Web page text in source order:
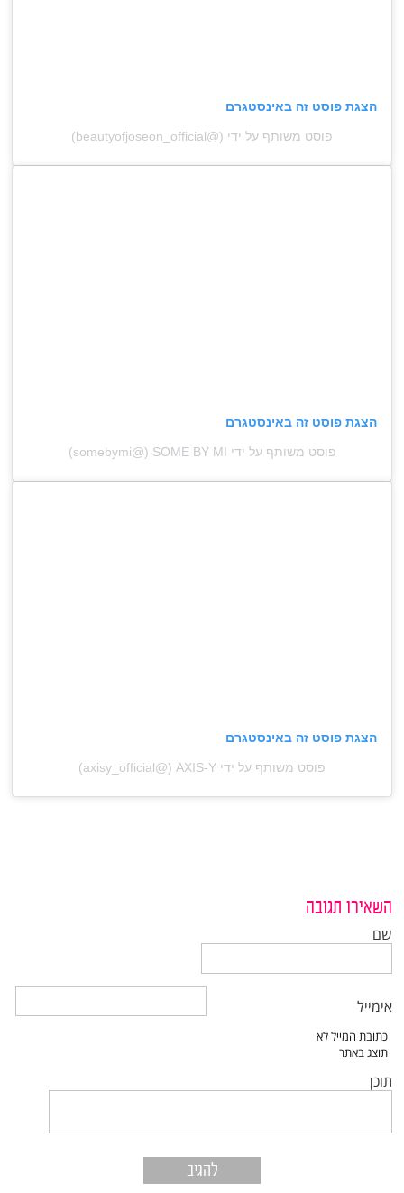
הצגת פוסט זה באינסטגרם
פוסט משותף על ידי (@‏‎beautyofjoseon_official‎‏)
הצגת פוסט זה באינסטגרם
פוסט משותף על ידי ‏‎SOME BY MI‎‏ (@‏‎somebymi‎‏)
הצגת פוסט זה באינסטגרם
פוסט משותף על ידי ‏‎AXIS-Y‏ (@‏‎axisy_official‎‏)
השאירו תגובה
שם
אימייל
תוכן